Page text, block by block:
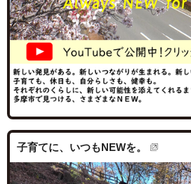
子育てに、いつもNEWを。